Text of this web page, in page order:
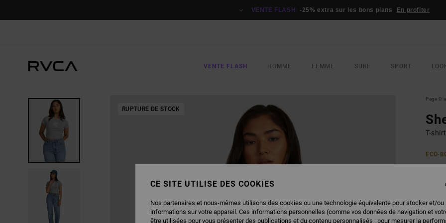
VENTE FLASH -25% extra sur les bons plans En profiter
VENTE FLASH HOMME FEMME SURF SPORT
RUPTURE DE STOCK
Page
T-
ECO-
CE SITE UTILISE DES COOKIES
Nos partenaires et nous-mêmes utilisons des cookies ou une technologie équivalente pour stocker et/ou
informations sur votre appareil. Ces informations personnelles (comme vos données de navigation et
être utilisées pour vous présenter des publications et du contenu personnalisés ; pour mesurer la